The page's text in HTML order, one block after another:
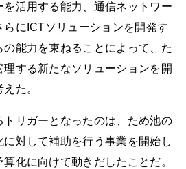
を活用する能力、通信ネットワー
らにICTソリューションを開発す
の能力を束ねることによって、た
する新たなソリューションを開
た。
トリガーとなったのは、ため池の
対して補助を行う事業を開始し
化に向けて動きだしたことだ。